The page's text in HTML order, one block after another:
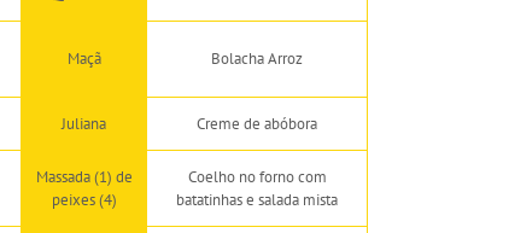
Maçã Bolacha Arroz
Juliana Creme de abóbora
Massada (1) de
peixes (4)
Coelho no forno com
batatinhas e salada mista